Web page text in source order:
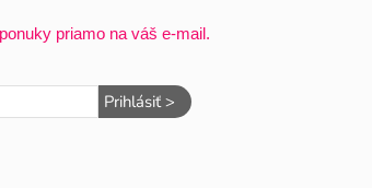
priamo na váš e-mail.
Prihlásiť >